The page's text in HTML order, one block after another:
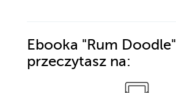
Ebooka "Rum Doodle"
przeczytasz na: